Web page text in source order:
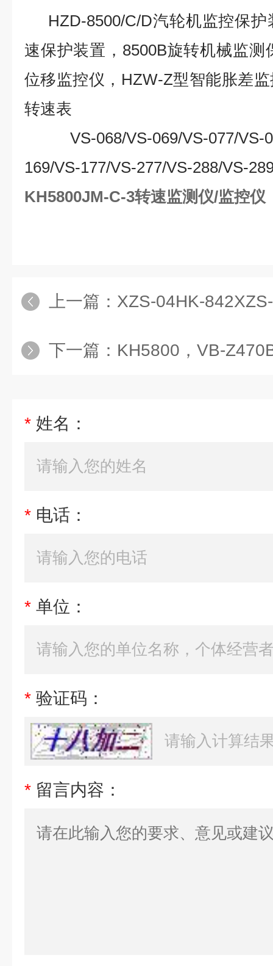
HZD-8500/C/D汽轮机监控保护
速保护装置，8500B旋转机械监
位移监控仪，HZW-Z型智能胀差
转速表
VS-068/VS-069/VS-077/VS-
169/VS-177/VS-277/VS-288/VS-
KH5800JM-C-3转速监测仪/监控仪
上一篇： XZS-04HK-842XZS-
下一篇： KH5800，VB-
* 姓名：
* 电话：
* 单位：
* 验证码：
* 留言内容：